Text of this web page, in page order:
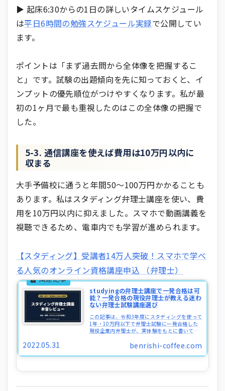
▶ 起床6:30からの1日の詳しいタイムスケジュール
は平日6時間の勉強スケジュール実録で公開してい
ます。
ポイントは「まず過去問から全体像を把握するこ
と」です。試験の出題傾向を先に知っておくと、イ
ンプットの優先順位がつけやすくなります。私が最
初の1ヶ月で最も重視したのはこの全体像の把握で
した。
5-3. 通信講座を使えば費用は10万円以内に
収まる
大手予備校に通うと年間50〜100万円かかることも
あります。私はスタディング弁理士講座を使い、費
用を10万円以内に抑えました。スマホで動画講義を
視聴できるため、電車内でも学習が進められます。
【スタディング】受講者14万人突破！スマホで学べ
る人気のオンライン資格講座申込 （弁理士）
studyingの弁理士講座で一発合格は可
能？一発合格の現役弁理士が教える迷わ
ない弁理士試験講座選び
この記事は、令和3年度にスタディングを使って
1年・10万円以下で弁理士試験に一発合格した
現役企業内弁理士が、実体験をもとに書いてい
（結論：できます）2026年最新の料金・コース
benrishi-coffee.com
2022.05.31